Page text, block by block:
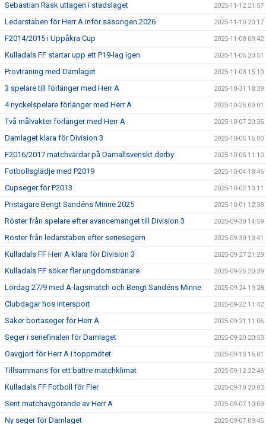
Sebastian Rask uttagen i stadslaget 2025-11-12 21:57
Ledarstaben för Herr A inför säsongen 2026 2025-11-10 20:17
F2014/2015 i Uppåkra Cup 2025-11-08 09:42
Kulladals FF startar upp ett P19-lag igen 2025-11-05 20:51
Provträning med Damlaget 2025-11-03 15:10
3 spelare till förlänger med Herr A 2025-10-31 18:39
4 nyckelspelare förlänger med Herr A 2025-10-25 09:01
Två målvakter förlänger med Herr A 2025-10-07 20:35
Damlaget klara för Division 3 2025-10-05 16:00
F2016/2017 matchvärdar på Damallsvenskt derby 2025-10-05 11:10
Fotbollsglädje med P2019 2025-10-04 18:46
Cupseger för P2013 2025-10-02 13:11
Pristagare Bengt Sandéns Minne 2025 2025-10-01 12:38
Röster från spelare efter avancemanget till Division 3 2025-09-30 14:59
Röster från ledarstaben efter seriesegern 2025-09-30 13:41
Kulladals FF Herr A klara för Division 3 2025-09-27 21:29
Kulladals FF söker fler ungdomstränare 2025-09-25 20:39
Lördag 27/9 med A-lagsmatch och Bengt Sandéns Minne 2025-09-24 19:28
Clubdagar hos Intersport 2025-09-22 11:42
Säker bortaseger för Herr A 2025-09-21 11:06
Seger i seriefinalen för Damlaget 2025-09-20 20:53
Oavgjort för Herr A i toppmötet 2025-09-13 16:01
Tillsammans för ett bättre matchklimat 2025-09-12 22:46
Kulladals FF Fotboll för Fler 2025-09-10 20:03
Sent matchavgörande av Herr A 2025-09-07 10:03
Ny seger för Damlaget 2025-09-07 09:45